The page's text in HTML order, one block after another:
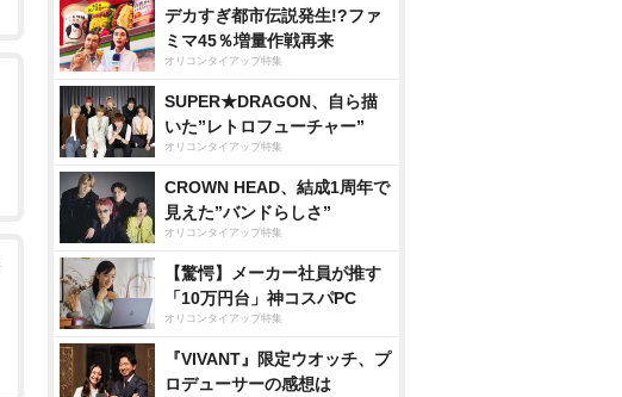
デカすぎ都市伝説発生!?ファ
ミマ45％増量作戦再来
オリコンタイアップ特集
SUPER★DRAGON、自ら描
いた”レトロフューチャー”
オリコンタイアップ特集
CROWN HEAD、結成1周年で
見えた”バンドらしさ”
オリコンタイアップ特集
【驚愕】メーカー社員が推す
「10万円台」神コスパPC
オリコンタイアップ特集
『VIVANT』限定ウオッチ、プ
ロデューサーの感想は